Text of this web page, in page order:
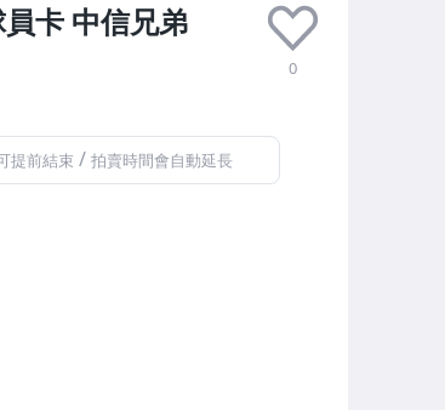
卡 中信兄弟
0
提前結束 / 拍賣時間會自動延長